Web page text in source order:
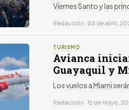
Viernes Santo y las
Redacción · 03 de abril,
TURISMO
Avianca
Guayaquil y
Los vuelos a Miami
Redacción · 15 de mayo,